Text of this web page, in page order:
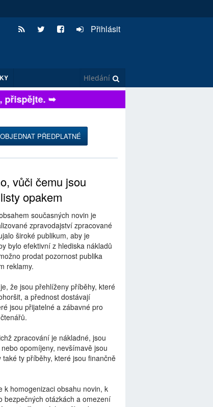
Přihlásit
➥
OBJEDNAT PŘEDPLATNÉ
vůči čemu jsou
opakem
současných novin je
zpravodajství zpracované
široké publikum, aby je
bylo efektivní z hlediska nákladů
prodat pozornost publika
reklamy.
že jsou přehlíženy příběhy, které
a přednost dostávají
jsou přijatelné a zábavné pro
zpracování je nákladné, jsou
opomíjeny, nevšímavě jsou
také ty příběhy, které jsou finančně
k homogenizaci obsahu novin, k
bezpečných otázkách a omezení